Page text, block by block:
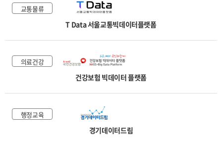
교통물류
T Data 서울교통빅데이터플랫폼
의료건강
건강보험 빅데이터 플랫폼
행정교육
경기데이터드림